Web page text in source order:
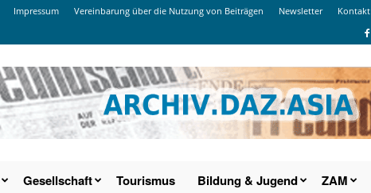
Impressum Vereinbarung über die Nutzung von Beiträgen Newsletter Kontakt
Gesellschaft Tourismus Bildung & Jugend ZAM